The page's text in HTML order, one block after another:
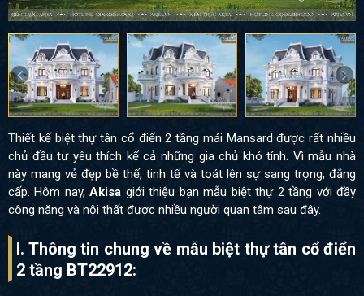
Thiết kế biệt thự tân cổ điển 2 tầng mái Mansard được rất nhiều
chủ đầu tư yêu thích kể cả những gia chủ khó tính. Vì mẫu nhà
này mang vẻ đẹp bề thế, tinh tế và toát lên sự sang trọng, đẳng
cấp. Hôm nay,Akisa giới thiệu bạn mẫu biệt thự 2 tầng với đầy
công năng và nội thất được nhiều người quan tâm sau đây.
I. Thông tin chung về mẫu biệt thự tân cổ điển
2 tầng BT22912: